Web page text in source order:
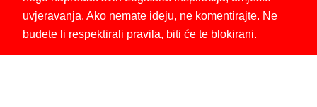
uvjeravanja. Ako nemate ideju, ne komentirajte. Ne
budete li respektirali pravila, biti će te blokirani.